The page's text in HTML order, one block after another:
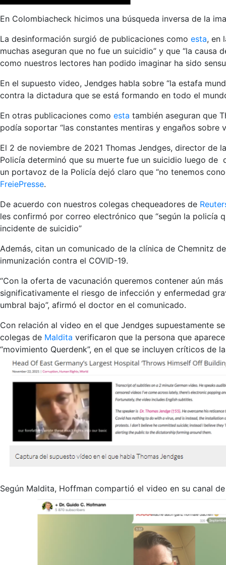
En Colombiacheck hicimos una búsqueda inversa de la
La desinformación surgió de publicaciones como esta, en
muchas aseguran que no fue un suicidio” y que “la
como nuestros lectores han podido imaginar ha sido
En el supuesto video, Jendges habla sobre “la estafa
contra la dictadura que se está formando en todo el
En otras publicaciones como esta también aseguran que
podía soportar “las constantes mentiras y engaños sobre
El 2 de noviembre de 2021 Thomas Jendges, director de
Policía determinó que su muerte fue un suicidio luego de
un portavoz de la Policía dejó claro que “no tenemos
FreiePresse.
De acuerdo con nuestros colegas chequeadores de
les confirmó por correo electrónico que “según la policía
incidente de suicidio”
Además, citan un comunicado de la clínica de Chemnitz
inmunización contra el COVID-19.
“Con la oferta de vacunación queremos contener aún
significativamente el riesgo de infección y enfermedad
umbral bajo”, afirmó el doctor en el comunicado.
Con relación al video en el que Jendges supuestamente
colegas de Maldita verificaron que la persona que
“movimiento Querdenk”, en el que se incluyen críticos de
Según Maldita, Hoffman compartió el video en su canal